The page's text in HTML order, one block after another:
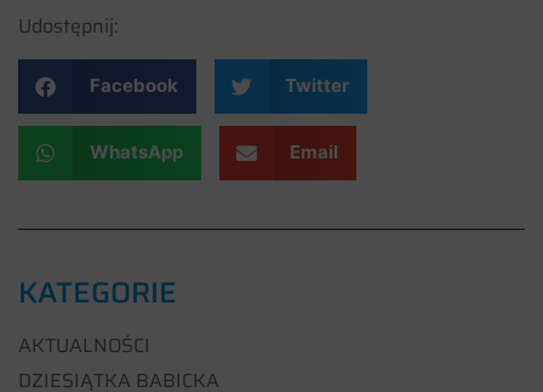
Udostępnij:
Facebook Twitter
WhatsApp Email
KATEGORIE
AKTUALNOŚCI
DZIESIĄTKA BABICKA